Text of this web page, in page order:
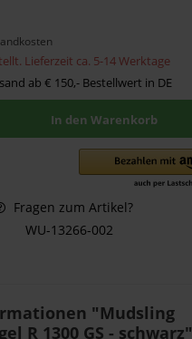
Lieferzeit ca. 5-14 Werktage
ab € 150,- Bestellwert in DE
In den Warenkorb
Fragen zum Artikel?
WU-13266-002
"Mudsling
R 1300 GS - schwarz"